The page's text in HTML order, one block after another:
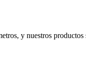
y nuestros